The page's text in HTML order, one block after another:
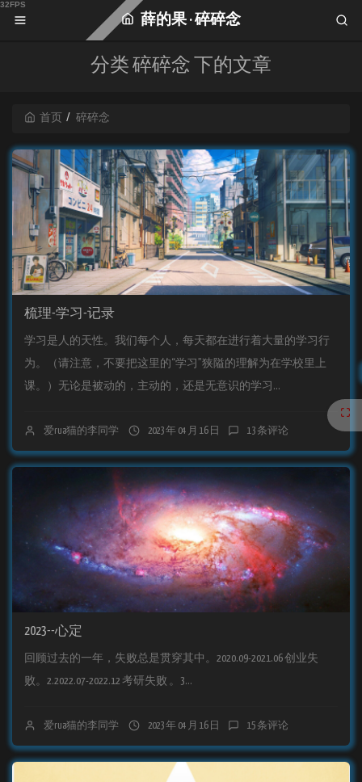
薛的果 · 碎碎念
分类 碎碎念 下的文章
首页 碎碎念
梳理-学习-记录
学习是人的天性。我们每个人，每天都在进行着大量的学习行
为。（请注意，不要把这里的“学习”狭隘的理解为在学校里上
课。）无论是被动的，主动的，还是无意识的学习...
爱rua猫的李同学 2023 年 04 月 16 日 13 条评论
2023--心定
回顾过去的一年，失败总是贯穿其中。2020.09-2021.06 创业失
败。2.2022.07-2022.12 考研失败 。3...
爱rua猫的李同学 2023 年 04 月 16 日 15 条评论